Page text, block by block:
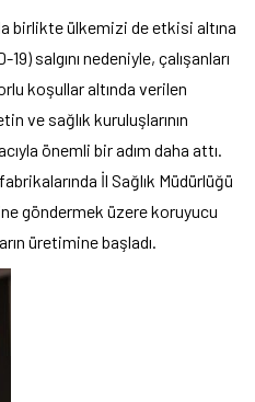
birlikte ülkemizi de etkisi altına
salgını nedeniyle, çalışanları
koşullar altında verilen
ve sağlık kuruluşlarının
önemli bir adım daha attı.
İl Sağlık Müdürlüğü
göndermek üzere koruyucu
üretimine başladı.